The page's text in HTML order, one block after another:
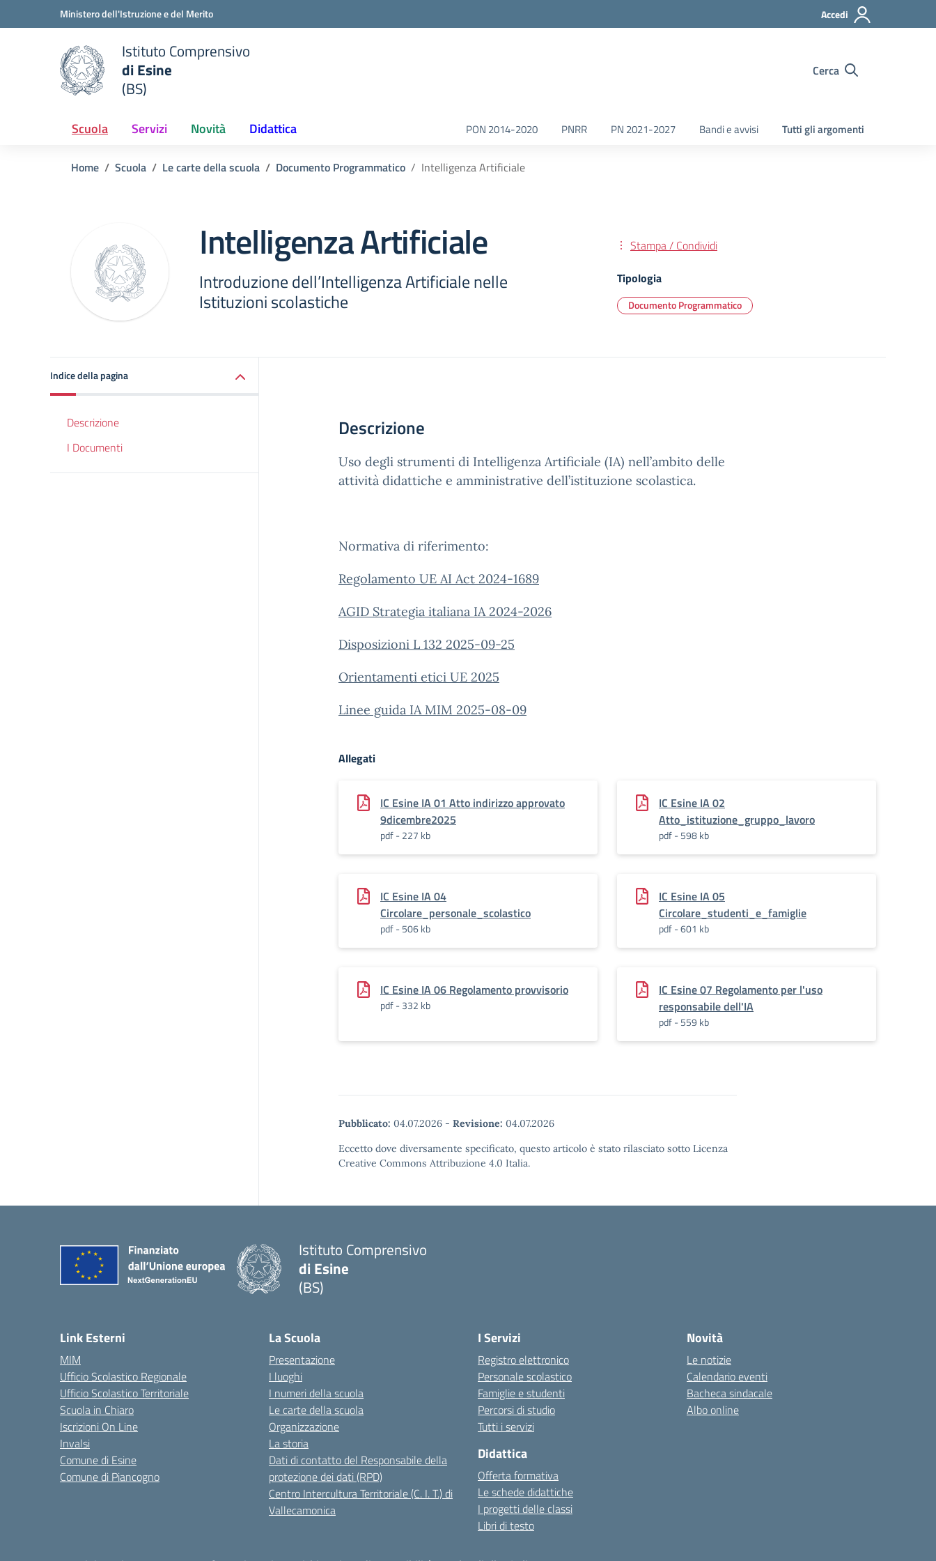
Vai ai contenuti
Vai al menu di navigazioneMinistero dell'Istruzione e del Merito Accedi
scuola
Istituto Comprensivo
di Esine
(BS)
Cerca
Scuola Servizi Novità Didattica PON 2014-2020 PNRR PN 2021-2027 Bandi e avvisi Tutti gli argomenti
Home Scuola Le carte della scuola Documento Programmatico Intelligenza Artificiale
Intelligenza Artificiale
Introduzione dell’Intelligenza Artificiale nelle
Istituzioni scolastiche
Stampa / Condividi
Tipologia
Documento Programmatico
Indice della pagina
Descrizione
I Documenti
Descrizione
Uso degli strumenti di Intelligenza Artificiale (IA) nell’ambito delle
attività didattiche e amministrative dell’istituzione scolastica.
Normativa di riferimento:
Regolamento UE AI Act 2024-1689
AGID Strategia italiana IA 2024-2026
Disposizioni L 132 2025-09-25
Orientamenti etici UE 2025
Linee guida IA MIM 2025-08-09
Allegati
IC Esine IA 01 Atto indirizzo approvato
9dicembre2025
pdf - 227 kb
IC Esine IA 02
Atto_istituzione_gruppo_lavoro
pdf - 598 kb
IC Esine IA 04
Circolare_personale_scolastico
pdf - 506 kb
IC Esine IA 05
Circolare_studenti_e_famiglie
pdf - 601 kb
IC Esine IA 06 Regolamento provvisorio
pdf - 332 kb
IC Esine 07 Regolamento per l'uso
responsabile dell'IA
pdf - 559 kb
Pubblicato: 04.07.2026 - Revisione: 04.07.2026
Eccetto dove diversamente specificato, questo articolo è stato rilasciato sotto Licenza
Creative Commons Attribuzione 4.0 Italia.
Istituto Comprensivo
di Esine
(BS)
Link Esterni
MIM
Ufficio Scolastico Regionale
Ufficio Scolastico Territoriale
Scuola in Chiaro
Iscrizioni On Line
Invalsi
Comune di Esine
Comune di Piancogno
La Scuola
Presentazione
I luoghi
I numeri della scuola
Le carte della scuola
Organizzazione
La storia
Dati di contatto del Responsabile della
protezione dei dati (RPD)
Centro Intercultura Territoriale (C. I. T.) di
Vallecamonica
I Servizi
Registro elettronico
Personale scolastico
Famiglie e studenti
Percorsi di studio
Tutti i servizi
Didattica
Offerta formativa
Le schede didattiche
I progetti delle classi
Libri di testo
Novità
Le notizie
Calendario eventi
Bacheca sindacale
Albo online